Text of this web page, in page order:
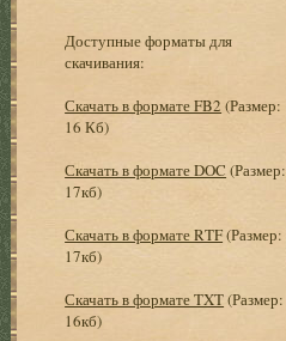
Доступные форматы для
скачивания:
Скачать в формате FB2 (Размер:
16 Кб)
Скачать в формате DOC (Размер:
17кб)
Скачать в формате RTF(Размер:
17кб)
Скачать в формате TXT(Размер:
16кб)